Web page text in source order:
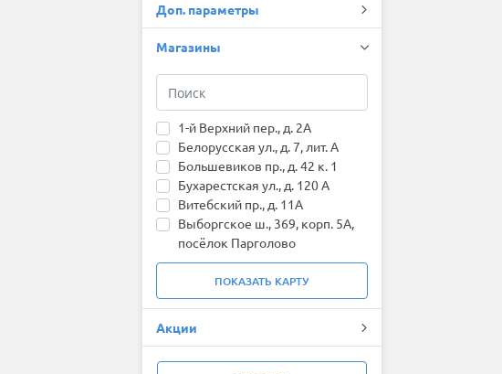
Falken
Formula
Fortune
Fronway
General (by Continental)
Gislaved
Goform
Goodride
Goodyear
Greentrac
Gripmax
GT Radial
HABILEAD
Hankook
Headway
Доп. параметры
Магазины
1-й Верхний пер., д. 2А
Белорусская ул., д. 7, лит. А
Большевиков пр., д. 42 к. 1
Бухарестская ул., д. 120 А
Витебский пр., д. 11А
Выборгское ш., 369, корп. 5А,
посёлок Парголово
КИМа пр., д. 6, В.О.
Народного Ополчения пр., д.
201К
Оптиков ул., д. 15
Петровский проспект д. 20Б
ПОКАЗАТЬ КАРТУ
Акции